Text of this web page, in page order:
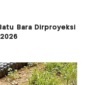
Bara Dirproyeksi